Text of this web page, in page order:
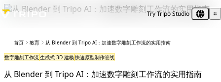
Try Tripo Studio
首页 教育 从 Blender 到 Tripo AI：加速数字雕刻工作流的实用指南
数字雕刻工作流生成式 3D 建模快速原型制作管线
从 Blender 到 Tripo AI：加速数字雕刻工作流的实用指南